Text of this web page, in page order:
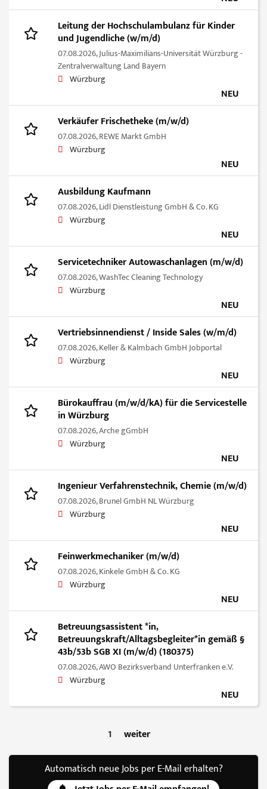
Leitung der Hochschulambulanz für Kinder
und Jugendliche (w/m/d)
07.08.2026,Julius-Maximilians-Universität Würzburg -
Zentralverwaltung Land Bayern
Würzburg
NEU
Verkäufer Frischetheke (m/w/d)
07.08.2026,REWE Markt GmbH
Würzburg
NEU
Ausbildung Kaufmann
07.08.2026,Lidl Dienstleistung GmbH & Co. KG
Würzburg
NEU
Servicetechniker Autowaschanlagen (m/w/d)
07.08.2026,WashTec Cleaning Technology
Würzburg
NEU
Vertriebsinnendienst / Inside Sales (w/m/d)
07.08.2026,Keller & Kalmbach GmbH Jobportal
Würzburg
NEU
Bürokauffrau (m/w/d/kA) für die Servicestelle
in Würzburg
07.08.2026,Arche gGmbH
Würzburg
NEU
Ingenieur Verfahrenstechnik, Chemie (m/w/d)
07.08.2026,Brunel GmbH NL Würzburg
Würzburg
NEU
Feinwerkmechaniker (m/w/d)
07.08.2026,Kinkele GmbH & Co. KG
Würzburg
NEU
Betreuungsassistent *in,
Betreuungskraft/Alltagsbegleiter*in gemäß §
43b/53b SGB XI (m/w/d) (180375)
07.08.2026,AWO Bezirksverband Unterfranken e.V.
Würzburg
NEU
1 weiter
Automatisch neue Jobs per E-Mail erhalten?